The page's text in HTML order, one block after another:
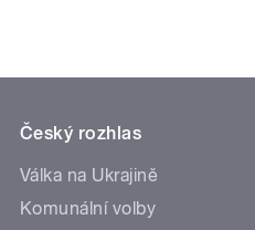
Český rozhlas
Válka na Ukrajině
Komunální volby